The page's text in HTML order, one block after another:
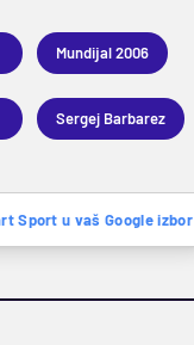
Mundijal 2006
Sergej Barbarez
Sport u vaš Google izbor